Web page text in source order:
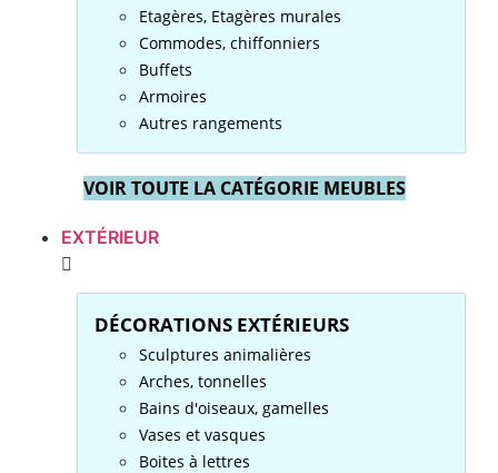
Etagères, Etagères murales
Commodes, chiffonniers
Buffets
Armoires
Autres rangements
VOIR TOUTE LA CATÉGORIE MEUBLES
EXTÉRIEUR
DÉCORATIONS EXTÉRIEURS
Sculptures animalières
Arches, tonnelles
Bains d'oiseaux, gamelles
Vases et vasques
Boites à lettres